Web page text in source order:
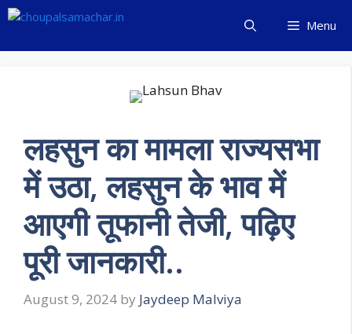
Skip
content
Menu
लहसुन का मामला राज्यसभा
में उठा, लहसुन के भाव में
आएगी तूफानी तेजी, पढ़िए
पूरी जानकारी..
August 9, 2024 by Jaydeep Malviya